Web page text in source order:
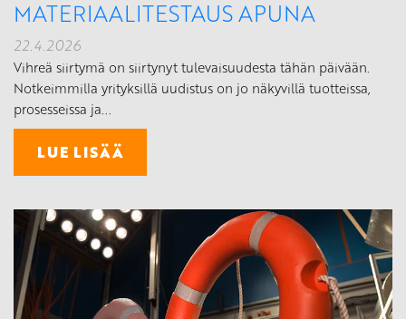
MATERIAALITESTAUS APUNA
22.4.2026
Vihreä siirtymä on siirtynyt tulevaisuudesta tähän päivään.
Notkeimmilla yrityksillä uudistus on jo näkyvillä tuotteissa,
prosesseissa ja...
LUE LISÄÄ